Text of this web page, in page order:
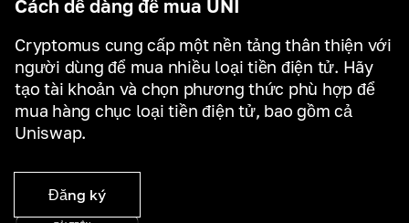
Cách dễ dàng để mua UNI
Cryptomus cung cấp một nền tảng thân thiện với
người dùng để mua nhiều loại tiền điện tử. Hãy
tạo tài khoản và chọn phương thức phù hợp để
mua hàng chục loại tiền điện tử, bao gồm cả
Uniswap.
Đăng ký